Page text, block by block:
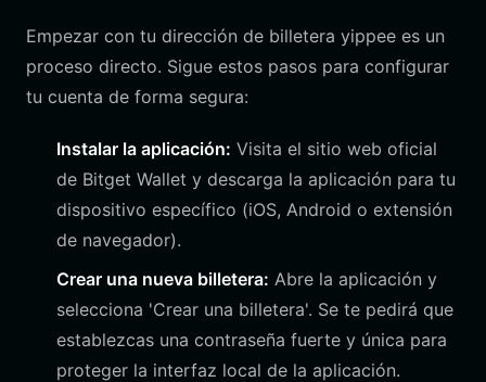
Empezar con tu dirección de billetera yippee es un
proceso directo. Sigue estos pasos para configurar
tu cuenta de forma segura:
Instalar la aplicación: Visita el sitio web oficial
de Bitget Wallet y descarga la aplicación para tu
dispositivo específico (iOS, Android o extensión
de navegador).
Crear una nueva billetera: Abre la aplicación y
selecciona 'Crear una billetera'. Se te pedirá que
establezcas una contraseña fuerte y única para
proteger la interfaz local de la aplicación.